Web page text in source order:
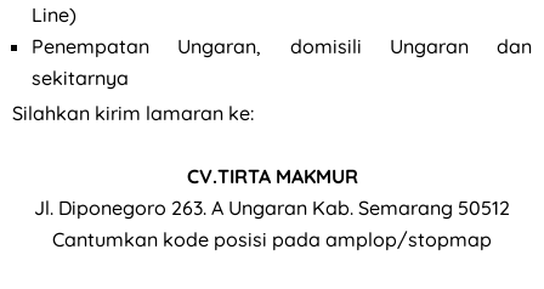
Line)
Penempatan Ungaran, domisili Ungaran dan
sekitarnya
Silahkan kirim lamaran ke:
CV.TIRTA MAKMUR
Jl. Diponegoro 263. A Ungaran Kab. Semarang 50512
Cantumkan kode posisi pada amplop/stopmap